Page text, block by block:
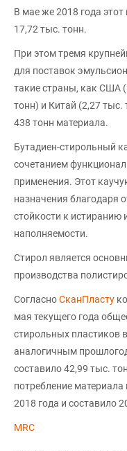
В мае же 2018 года
17,72 тыс. тонн.
При этом тремя
для поставок
такие страны, как США
тонн) и Китай (2,27
438 тонн материала.
Бутадиен-стирольный
сочетанием
применения. Этот
назначения благодаря
стойкости к истиранию
наполняемости.
Стирол является
производства
СогласноСканПласту
мая текущего года
стирольных пластиков
аналогичным
составило 42,99 тыс.
потребление
2018 года и составило
MRC